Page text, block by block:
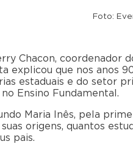
Foto:
Chacon, coordenador
explicou que nos anos
estaduais e do setor
Ensino Fundamental.
Maria Inês, pela
suas origens, quantos
pais.